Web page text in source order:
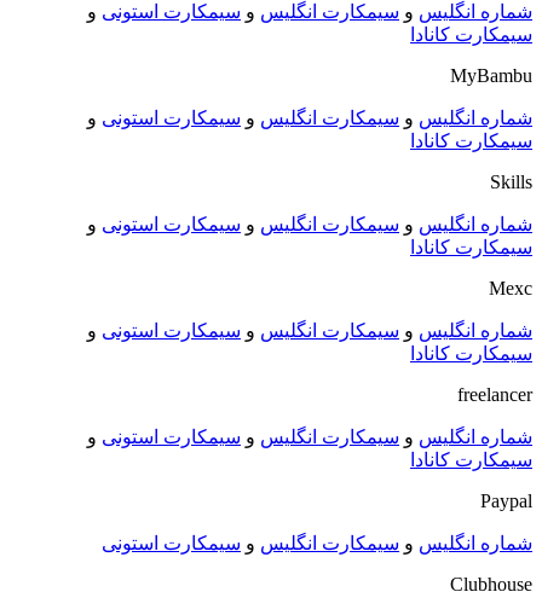
شماره انگلیس و سیمکارت انگلیس و سیمکارت استونی و
سیمکارت کانادا
MyBambu
شماره انگلیس و سیمکارت انگلیس و سیمکارت استونی و
سیمکارت کانادا
Skills
شماره انگلیس و سیمکارت انگلیس و سیمکارت استونی و
سیمکارت کانادا
Mexc
شماره انگلیس و سیمکارت انگلیس و سیمکارت استونی و
سیمکارت کانادا
freelancer
شماره انگلیس و سیمکارت انگلیس و سیمکارت استونی و
سیمکارت کانادا
Paypal
شماره انگلیس و سیمکارت انگلیس و سیمکارت استونی
Clubhouse